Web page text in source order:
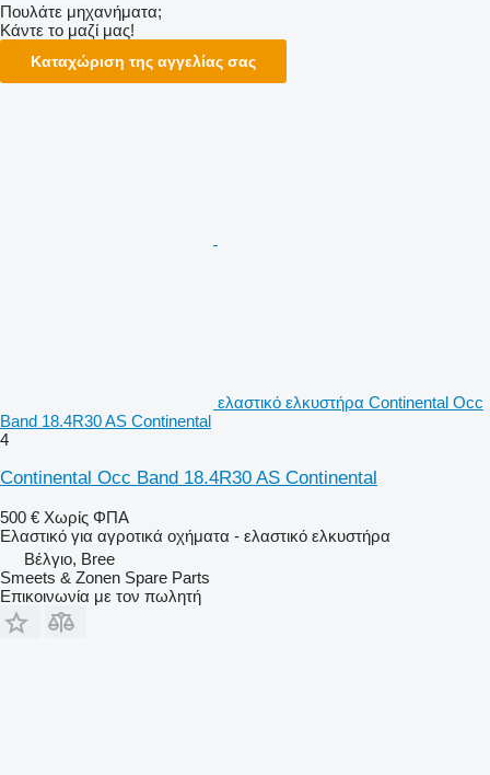
Πουλάτε μηχανήματα;
Κάντε το μαζί μας!
Καταχώριση της αγγελίας σας
ελαστικό ελκυστήρα Continental Occ
Band 18.4R30 AS Continental
4
Continental Occ Band 18.4R30 AS Continental
500 € Χωρίς ΦΠΑ
Ελαστικό για αγροτικά οχήματα - ελαστικό ελκυστήρα
Βέλγιο, Bree
Smeets & Zonen Spare Parts
Επικοινωνία με τον πωλητή